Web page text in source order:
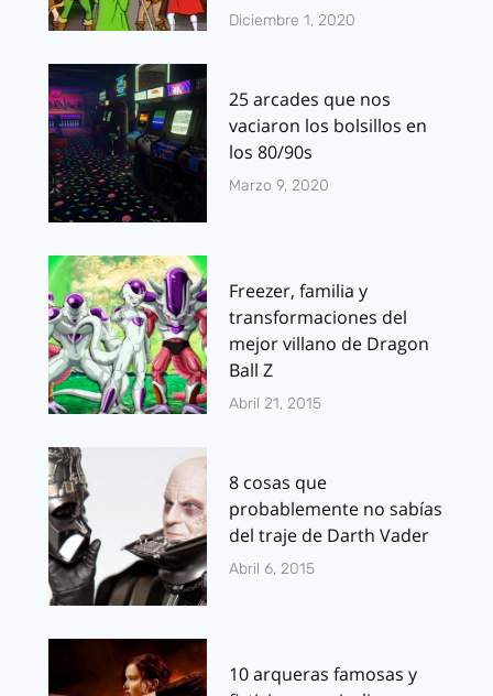
Diciembre 1, 2020
25 arcades que nos
vaciaron los bolsillos en
los 80/90s
Marzo 9, 2020
Freezer, familia y
transformaciones del
mejor villano de Dragon
Ball Z
Abril 21, 2015
8 cosas que
probablemente no sabías
del traje de Darth Vader
Abril 6, 2015
10 arqueras famosas y